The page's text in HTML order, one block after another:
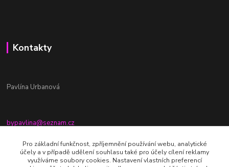
Kontakty
Pavlína Urbanová
bypavlina@seznam.cz
+420774917196
Fb stránka - By pavlina
Pro základní funkčnost, zpříjemnění používání webu, analytické
účely a v případě udělení souhlasu také pro účely cílení reklamy
využíváme soubory cookies. Nastavení vlastních preferencí